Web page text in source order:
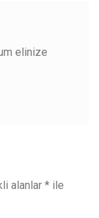
elinize
alanlar * ile